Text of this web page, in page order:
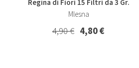
Regina di Fiori 15 Filtri da 3 Gr.
Mlesna
4,90 € 4,80 €